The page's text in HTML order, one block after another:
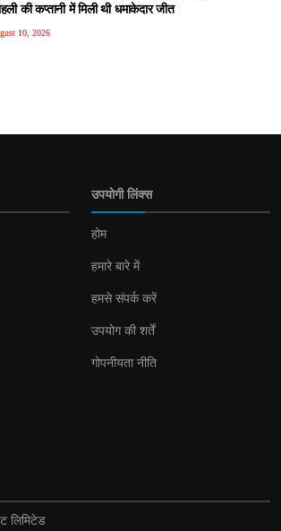
की कप्तानी में मिली थी धमाकेदार जीत
10, 2026
उपयोगी लिंक्स
होम
हमारे बारे में
हमसे संपर्क करें
उपयोग की शर्तें
गोपनीयता नीति
लिमिटेड